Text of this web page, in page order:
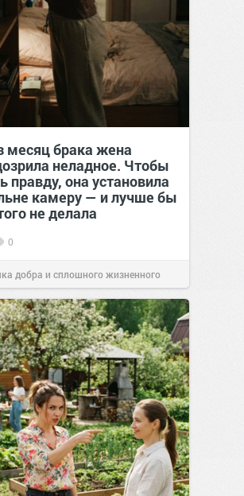
месяц брака жена
неладное. Чтобы
правду, она установила
камеру — и лучше бы
не делала
0
добра и сплошного жизненного
00:29Сегодня